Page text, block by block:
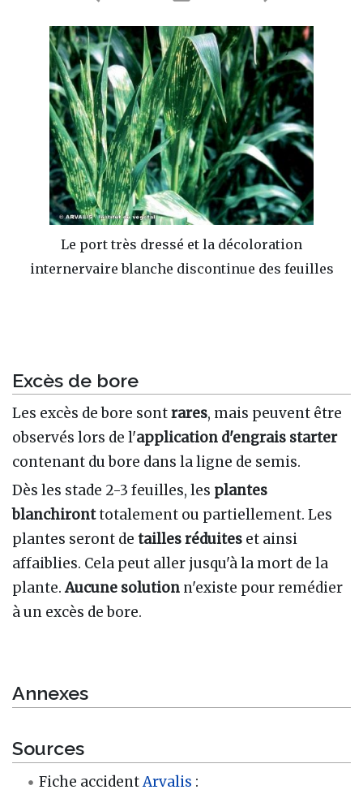
Le port très dressé et la décoloration
internervaire blanche discontinue des feuilles
Excès de bore
Les excès de bore sontrares, mais peuvent être
observés lors de l'application d'engrais starter
contenant du bore dans la ligne de semis.
Dès les stade 2-3 feuilles, les plantes
blanchironttotalement ou partiellement. Les
plantes seront de tailles réduites et ainsi
affaiblies. Cela peut aller jusqu'à la mort de la
plante.Aucune solution n'existe pour remédier
à un excès de bore.
Annexes
Sources
Fiche accidentArvalis :